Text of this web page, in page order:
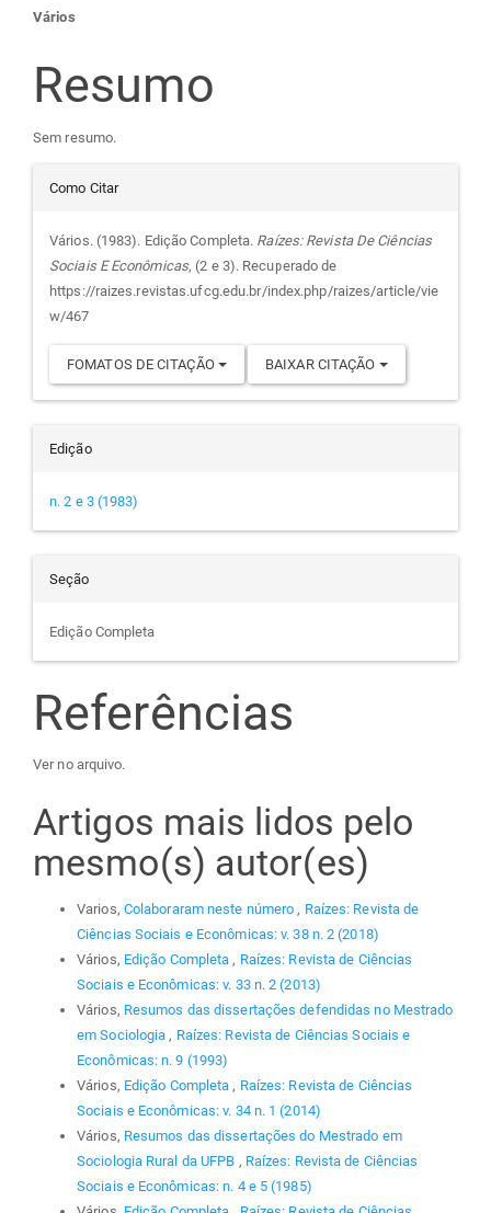
Conteúdo
do
artigo
principal
Vários
Resumo
Sem resumo.
Detalhes
do
artigo
Como Citar
Vários. (1983). Edição Completa. Raízes: Revista De Ciências
Sociais E Econômicas, (2 e 3). Recuperado de
https://raizes.revistas.ufcg.edu.br/index.php/raizes/article/vie
w/467
FOMATOS DE CITAÇÃO BAIXAR CITAÇÃO
Edição
n. 2 e 3 (1983)
Seção
Edição Completa
Referências
Ver no arquivo.
Artigos mais lidos pelo
mesmo(s) autor(es)
Varios, Colaboraram neste número , Raízes: Revista de
Ciências Sociais e Econômicas: v. 38 n. 2 (2018)
Vários, Edição Completa , Raízes: Revista de Ciências
Sociais e Econômicas: v. 33 n. 2 (2013)
Vários, Resumos das dissertações defendidas no Mestrado
em Sociologia , Raízes: Revista de Ciências Sociais e
Econômicas: n. 9 (1993)
Vários, Edição Completa , Raízes: Revista de Ciências
Sociais e Econômicas: v. 34 n. 1 (2014)
Vários, Resumos das dissertações do Mestrado em
Sociologia Rural da UFPB , Raízes: Revista de Ciências
Sociais e Econômicas: n. 4 e 5 (1985)